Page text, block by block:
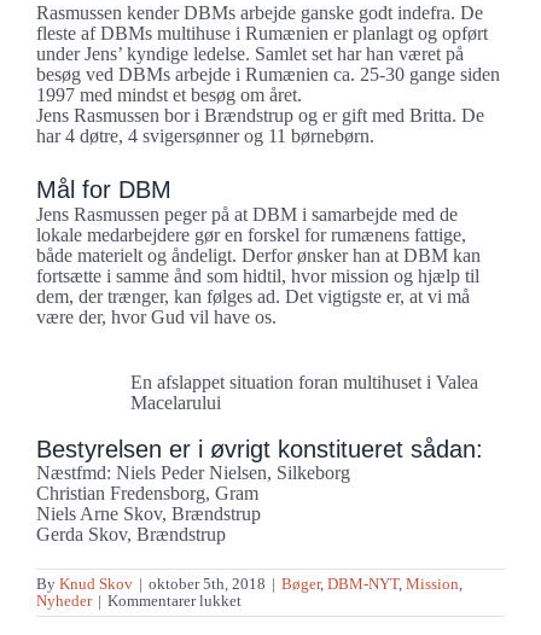
Rasmussen kender DBMs arbejde ganske godt indefra. De
fleste af DBMs multihuse i Rumænien er planlagt og opført
under Jens’ kyndige ledelse. Samlet set har han været på
besøg ved DBMs arbejde i Rumænien ca. 25-30 gange siden
1997 med mindst et besøg om året.
Jens Rasmussen bor i Brændstrup og er gift med Britta. De
har 4 døtre, 4 svigersønner og 11 børnebørn.
Mål for DBM
Jens Rasmussen peger på at DBM i samarbejde med de
lokale medarbejdere gør en forskel for rumænens fattige,
både materielt og åndeligt. Derfor ønsker han at DBM kan
fortsætte i samme ånd som hidtil, hvor mission og hjælp til
dem, der trænger, kan følges ad. Det vigtigste er, at vi må
være der, hvor Gud vil have os.
En afslappet situation foran multihuset i Valea
Macelarului
Bestyrelsen er i øvrigt konstitueret sådan:
Næstfmd: Niels Peder Nielsen, Silkeborg
Christian Fredensborg, Gram
Niels Arne Skov, Brændstrup
Gerda Skov, Brændstrup
By Knud Skov | oktober 5th, 2018 | Bøger, DBM-NYT, Mission
Nyheder | Kommentarer lukkettil
Ny